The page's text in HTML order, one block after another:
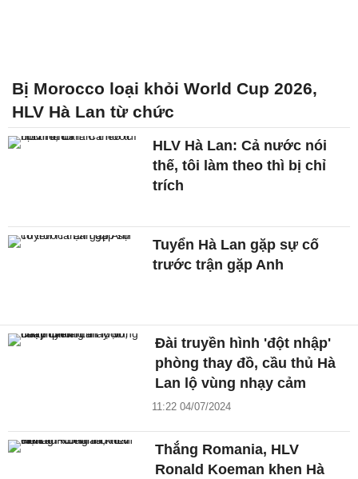
Bị Morocco loại khỏi World Cup 2026,
HLV Hà Lan từ chức
HLV Hà Lan: Cả nước nói
thế, tôi làm theo thì bị chỉ
trích
Tuyển Hà Lan gặp sự cố
trước trận gặp Anh
Đài truyền hình 'đột nhập'
phòng thay đồ, cầu thủ Hà
Lan lộ vùng nhạy cảm
11:22 04/07/2024
Thắng Romania, HLV
Ronald Koeman khen Hà